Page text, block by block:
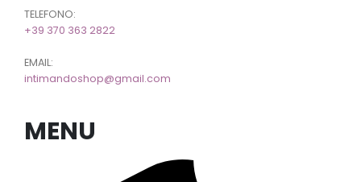
TELEFONO:
+39 370 363 2822
EMAIL:
intimandoshop@gmail.com
MENU